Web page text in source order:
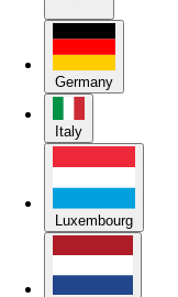
Germany
Italy
Luxembourg